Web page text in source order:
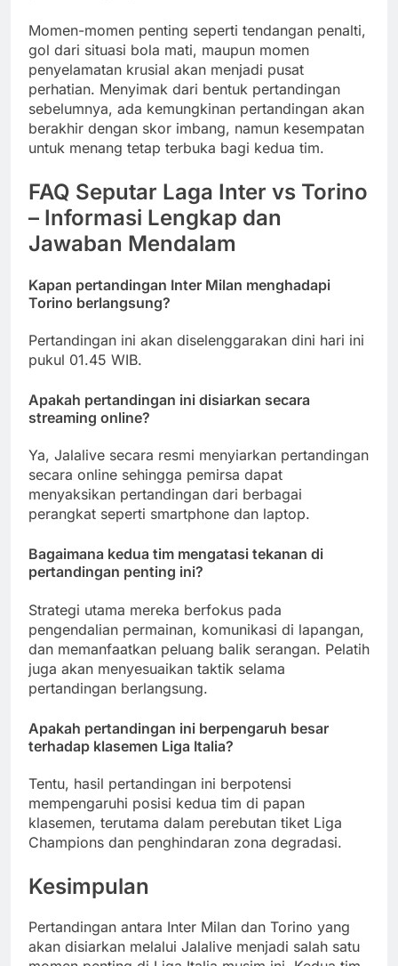
Momen-momen penting seperti tendangan penalti,
gol dari situasi bola mati, maupun momen
penyelamatan krusial akan menjadi pusat
perhatian. Menyimak dari bentuk pertandingan
sebelumnya, ada kemungkinan pertandingan akan
berakhir dengan skor imbang, namun kesempatan
untuk menang tetap terbuka bagi kedua tim.
FAQ Seputar Laga Inter vs Torino
– Informasi Lengkap dan
Jawaban Mendalam
Kapan pertandingan Inter Milan menghadapi
Torino berlangsung?
Pertandingan ini akan diselenggarakan dini hari ini
pukul 01.45 WIB.
Apakah pertandingan ini disiarkan secara
streaming online?
Ya, Jalalive secara resmi menyiarkan pertandingan
secara online sehingga pemirsa dapat
menyaksikan pertandingan dari berbagai
perangkat seperti smartphone dan laptop.
Bagaimana kedua tim mengatasi tekanan di
pertandingan penting ini?
Strategi utama mereka berfokus pada
pengendalian permainan, komunikasi di lapangan,
dan memanfaatkan peluang balik serangan. Pelatih
juga akan menyesuaikan taktik selama
pertandingan berlangsung.
Apakah pertandingan ini berpengaruh besar
terhadap klasemen Liga Italia?
Tentu, hasil pertandingan ini berpotensi
mempengaruhi posisi kedua tim di papan
klasemen, terutama dalam perebutan tiket Liga
Champions dan penghindaran zona degradasi.
Kesimpulan
Pertandingan antara Inter Milan dan Torino yang
akan disiarkan melalui Jalalive menjadi salah satu